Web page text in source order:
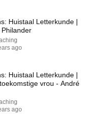
Huistaal Letterkunde |
Philander
ago
Huistaal Letterkunde |
vrou - André
ago